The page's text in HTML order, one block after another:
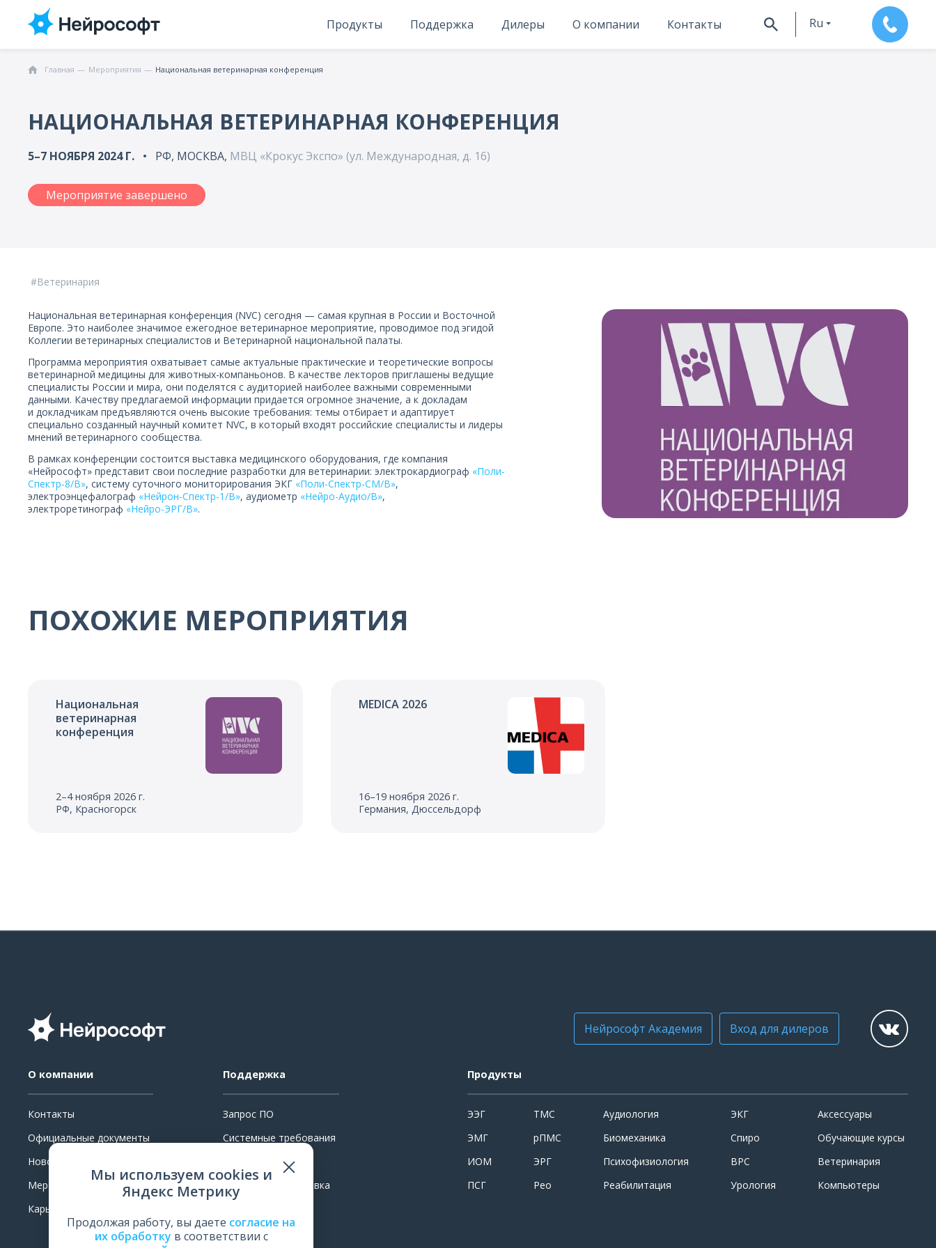
Продукты Поддержка Дилеры О компании Контакты Ru
Главная Мероприятия Национальная ветеринарная конференция
НАЦИОНАЛЬНАЯ ВЕТЕРИНАРНАЯ КОНФЕРЕНЦИЯ
5–7 НОЯБРЯ 2024 Г. РФ, МОСКВА, МВЦ «Крокус Экспо» (ул. Международная, д. 16)
Мероприятие завершено
Ветеринария
Национальная ветеринарная конференция (NVC) сегодня — самая крупная в России и Восточной
Европе. Это наиболее значимое ежегодное ветеринарное мероприятие, проводимое под эгидой
Коллегии ветеринарных специалистов и Ветеринарной национальной палаты.
Программа мероприятия охватывает самые актуальные практические и теоретические вопросы
ветеринарной медицины для животных-компаньонов. В качестве лекторов приглашены ведущие
специалисты России и мира, они поделятся с аудиторией наиболее важными современными
данными. Качеству предлагаемой информации придается огромное значение, а к докладам
и докладчикам предъявляются очень высокие требования: темы отбирает и адаптирует
специально созданный научный комитет NVC, в который входят российские специалисты и лидеры
мнений ветеринарного сообщества.
В рамках конференции состоится выставка медицинского оборудования, где компания
«Нейрософт» представит свои последние разработки для ветеринарии: электрокардиограф «Поли-
Спектр-8/В», систему суточного мониторирования ЭКГ «Поли-Спектр-СМ/В»,
электроэнцефалограф «Нейрон-Спектр-1/В», аудиометр «Нейро-Аудио/В»,
электроретинограф «Нейро-ЭРГ/В».
ПОХОЖИЕ МЕРОПРИЯТИЯ
Национальная
ветеринарная
конференция
2–4 ноября 2026 г.
РФ, Красногорск
MEDICA 2026
16–19 ноября 2026 г.
Германия, Дюссельдорф
Нейрософт Академия Вход для дилеров
О компании
Контакты
Официальные документы
Новости
Мероприятия
Карьера
Поддержка
Запрос ПО
Системные требования
Поверка и калибровка
Оценить работу
Продукты
ЭЭГ
ЭМГ
ИОМ
ПСГ
ТМС
рПМС
ЭРГ
Рео
Аудиология
Биомеханика
Психофизиология
Реабилитация
ЭКГ
Спиро
ВРС
Урология
Аксессуары
Обучающие курсы
Ветеринария
Компьютеры
Мы используем cookies и
Яндекс Метрику
Продолжая работу, вы даете согласие на
их обработку в соответствии с